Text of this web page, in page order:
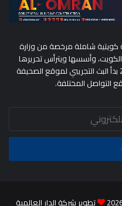
كويتية شاملة مرخصة من وزارة
الكويت، وأسسها ويترأس تحريرها
الكاتب/ مطلق الحريجي ، وفي مايو 2024 بدأ البث التجريبي لموقع الصحيفة
التواصل المختلفة.
تطوير شركة الدار العالمية